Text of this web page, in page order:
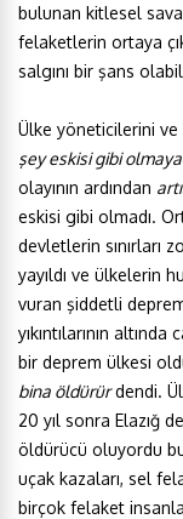
bulunan kitlesel
felaketlerin ortaya
salgını bir şans
Ülke yöneticilerini ve
şey eskisi gibi
olayının ardından
eskisi gibi olmadı.
devletlerin sınırları
yayıldı ve ülkelerin
vuran şiddetli
yıkıntılarının
bir deprem ülkesi
bina öldürürdendi.
20 yıl sonra Elazığ
öldürücü oluyordu
uçak kazaları, sel
birçok felaket